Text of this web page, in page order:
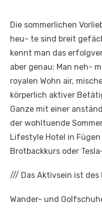
Die sommerlichen
heu- te sind breit
kennt man das
aber genau: Man neh-
royalen Wohn air,
körperlich aktiver
Ganze mit einer
der wohltuende
Lifestyle Hotel in
Brotbackkurs oder
/// Das Aktivsein ist des
Wander- und